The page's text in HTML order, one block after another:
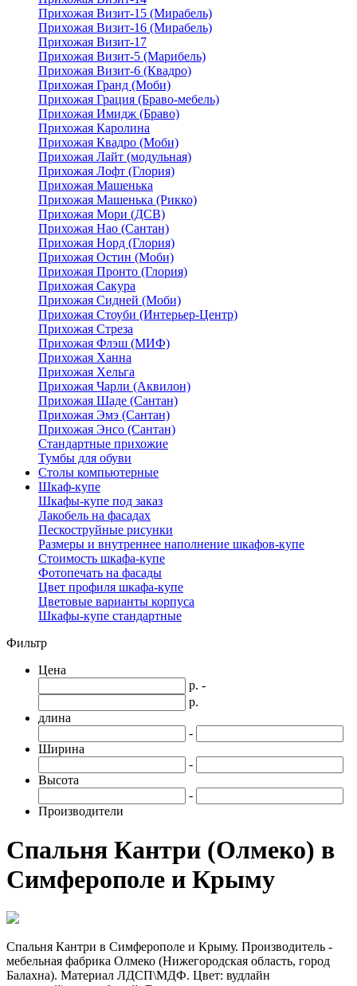
Прихожая Визит-15 (Мирабель)
Прихожая Визит-16 (Мирабель)
Прихожая Визит-17
Прихожая Визит-5 (Марибель)
Прихожая Визит-6 (Квадро)
Прихожая Гранд (Моби)
Прихожая Грация (Браво-мебель)
Прихожая Имидж (Браво)
Прихожая Каролина
Прихожая Квадро (Моби)
Прихожая Лайт (модульная)
Прихожая Лофт (Глория)
Прихожая Машенька
Прихожая Машенька (Рикко)
Прихожая Мори (ДСВ)
Прихожая Нао (Сантан)
Прихожая Норд (Глория)
Прихожая Остин (Моби)
Прихожая Пронто (Глория)
Прихожая Сакура
Прихожая Сидней (Моби)
Прихожая Стоуби (Интерьер-Центр)
Прихожая Стреза
Прихожая Флэш (МИФ)
Прихожая Ханна
Прихожая Хельга
Прихожая Чарли (Аквилон)
Прихожая Шаде (Сантан)
Прихожая Эмэ (Сантан)
Прихожая Энсо (Сантан)
Стандартные прихожие
Тумбы для обуви
Столы компьютерные
Шкаф-купе
Шкафы-купе под заказ
Лакобель на фасадах
Пескоструйные рисунки
Размеры и внутреннее наполнение шкафов-купе
Стоимость шкафа-купе
Фотопечать на фасады
Цвет профиля шкафа-купе
Цветовые варианты корпуса
Шкафы-купе стандартные
Фильтр
Цена
р. -
р.
длина
-
Ширина
-
Высота
-
Производители
Спальня Кантри (Олмеко) в
Симферополе и Крыму
Спальня Кантри в Симферополе и Крыму. Производитель -
мебельная фабрика Олмеко (Нижегородская область, город
Балахна). Материал ЛДСП\МДФ. Цвет: вудлайн